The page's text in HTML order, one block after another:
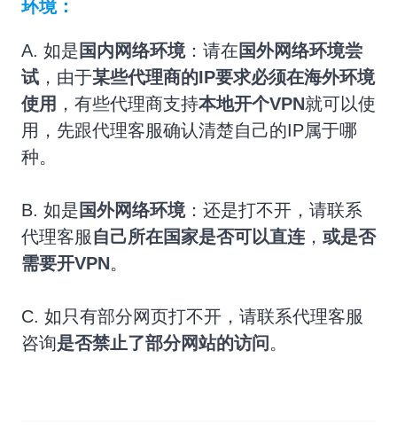
环境：
A. 如是国内网络环境：请在国外网络环境尝
试 ，由于某些代理商的IP要求必须在海外环境
使用 ，有些代理商支持本地开个VPN就可以使
用，先跟代理客服确认清楚自己的IP属于哪
种。
B. 如是国外网络环境：还是打不开，请联系
代理客服自己所在国家是否可以直连 ， 或是否
需要开VPN。
C. 如只有部分网页打不开，请联系代理客服
咨询是否禁止了部分网站的访问 。